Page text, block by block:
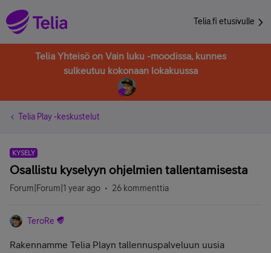
Telia.fi etusivulle
Telia Yhteisö on Vain luku -moodissa, kunnes
sulkeutuu kokonaan lokakuussa
Telia Play -keskustelut
KYSELY
Osallistu kyselyyn ohjelmien tallentamisesta
Forum|Forum|1 year ago 26 kommenttia
TeroRe
Rakennamme Telia Playn tallennuspalveluun uusia